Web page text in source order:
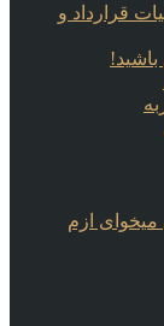
قرارداد و
میخوای ازم